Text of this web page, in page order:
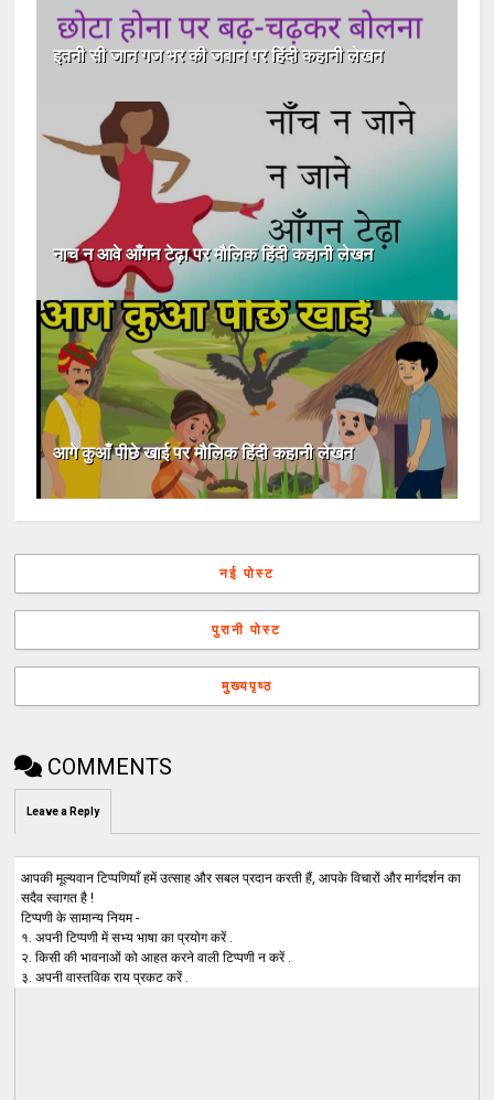
इतनी सी जान गज भर की जबान पर हिंदी कहानी लेखन
नाच न आवे आँगन टेढ़ा पर मौलिक हिंदी कहानी लेखन
आगे कुआँ पीछे खाई पर मौलिक हिंदी कहानी लेखन
नई पोस्ट
पुरानी पोस्ट
मुख्यपृष्ठ
COMMENTS
Leave a Reply
आपकी मूल्यवान टिप्पणियाँ हमें उत्साह और सबल प्रदान करती हैं, आपके विचारों और मार्गदर्शन का
सदैव स्वागत है !
टिप्पणी के सामान्य नियम -
१. अपनी टिप्पणी में सभ्य भाषा का प्रयोग करें .
२. किसी की भावनाओं को आहत करने वाली टिप्पणी न करें .
३. अपनी वास्तविक राय प्रकट करें .